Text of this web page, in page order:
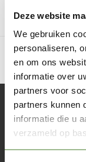
Deze website
We gebruiken
personaliseren,
en om ons
informatie over
partners voor
partners kunnen
informatie die u
verzameld op
Blijf op